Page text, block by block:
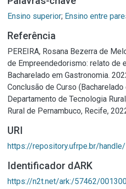
Ensino superior; Ensino entre
Referência
PEREIRA, Rosana Bezerra de
de Empreendedorismo: relato de
Bacharelado em Gastronomia.
Conclusão de Curso
Departamento de Tecnologia
Rural de Pernambuco, Recife,
URI
https://repository.ufrpe.br/
Identificador dARK
https://n2t.net/ark:/57462/